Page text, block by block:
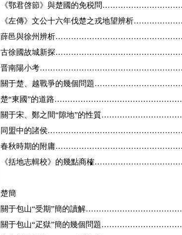
《鄂君啓節》與楚國的免税問
《左傳》文公十六年伐楚之戎地望辨析
薛邑與徐州辨析
古徐國故城新探
晋南陽小考
關于楚、越戰爭的幾個問題
楚“東國”的道路
關于宋、鄭之間“隙地”的性質
同盟中的諸侯
春秋時期的附庸
《括地志輯校》的幾點商榷
楚簡
關于包山“受期”簡的讀解
關于包山“疋獄”簡的幾個問題